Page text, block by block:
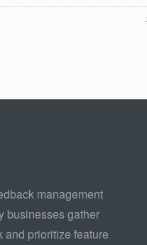
management
businesses gather
and prioritize feature